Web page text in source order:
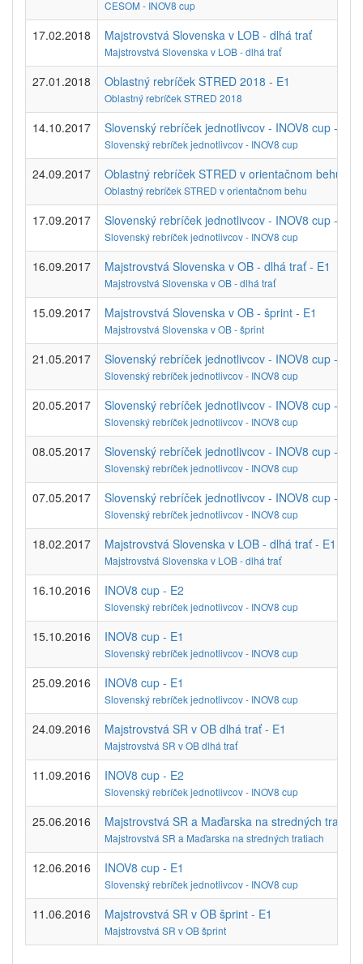
CESOM - INOV8 cup
17.02.2018 Majstrovstvá Slovenska v LOB - dlhá trať
Majstrovstvá Slovenska v LOB - dlhá trať
27.01.2018 Oblastný rebríček STRED 2018 - E1
Oblastný rebríček STRED 2018
14.10.2017 Slovenský rebríček jednotlivcov - INOV8 cup - E1
Slovenský rebríček jednotlivcov - INOV8 cup
24.09.2017 Oblastný rebríček STRED v orientačnom behu -
Oblastný rebríček STRED v orientačnom behu
17.09.2017 Slovenský rebríček jednotlivcov - INOV8 cup - E1
Slovenský rebríček jednotlivcov - INOV8 cup
16.09.2017 Majstrovstvá Slovenska v OB - dlhá trať - E1
Majstrovstvá Slovenska v OB - dlhá trať
15.09.2017 Majstrovstvá Slovenska v OB - šprint - E1
Majstrovstvá Slovenska v OB - šprint
21.05.2017 Slovenský rebríček jednotlivcov - INOV8 cup - E2
Slovenský rebríček jednotlivcov - INOV8 cup
20.05.2017 Slovenský rebríček jednotlivcov - INOV8 cup - E1
Slovenský rebríček jednotlivcov - INOV8 cup
08.05.2017 Slovenský rebríček jednotlivcov - INOV8 cup - E2
Slovenský rebríček jednotlivcov - INOV8 cup
07.05.2017 Slovenský rebríček jednotlivcov - INOV8 cup - E1
Slovenský rebríček jednotlivcov - INOV8 cup
18.02.2017 Majstrovstvá Slovenska v LOB - dlhá trať - E1
Majstrovstvá Slovenska v LOB - dlhá trať
16.10.2016 INOV8 cup - E2
Slovenský rebríček jednotlivcov - INOV8 cup
15.10.2016 INOV8 cup - E1
Slovenský rebríček jednotlivcov - INOV8 cup
25.09.2016 INOV8 cup - E1
Slovenský rebríček jednotlivcov - INOV8 cup
24.09.2016 Majstrovstvá SR v OB dlhá trať - E1
Majstrovstvá SR v OB dlhá trať
11.09.2016 INOV8 cup - E2
Slovenský rebríček jednotlivcov - INOV8 cup
25.06.2016 Majstrovstvá SR a Maďarska na stredných
Majstrovstvá SR a Maďarska na stredných tratiach
12.06.2016 INOV8 cup - E1
Slovenský rebríček jednotlivcov - INOV8 cup
11.06.2016 Majstrovstvá SR v OB šprint - E1
Majstrovstvá SR v OB šprint